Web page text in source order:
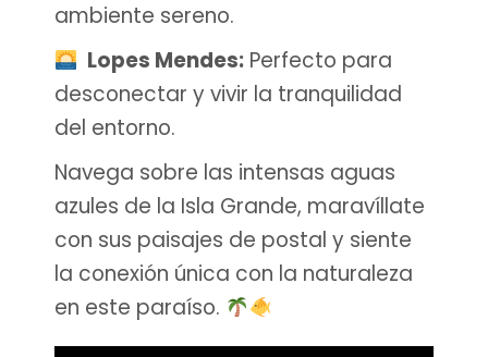
ambiente sereno.
Lopes Mendes: Perfecto para
desconectar y vivir la tranquilidad
del entorno.
Navega sobre las intensas aguas
azules de la Isla Grande, maravíllate
con sus paisajes de postal y siente
la conexión única con la naturaleza
en este paraíso.